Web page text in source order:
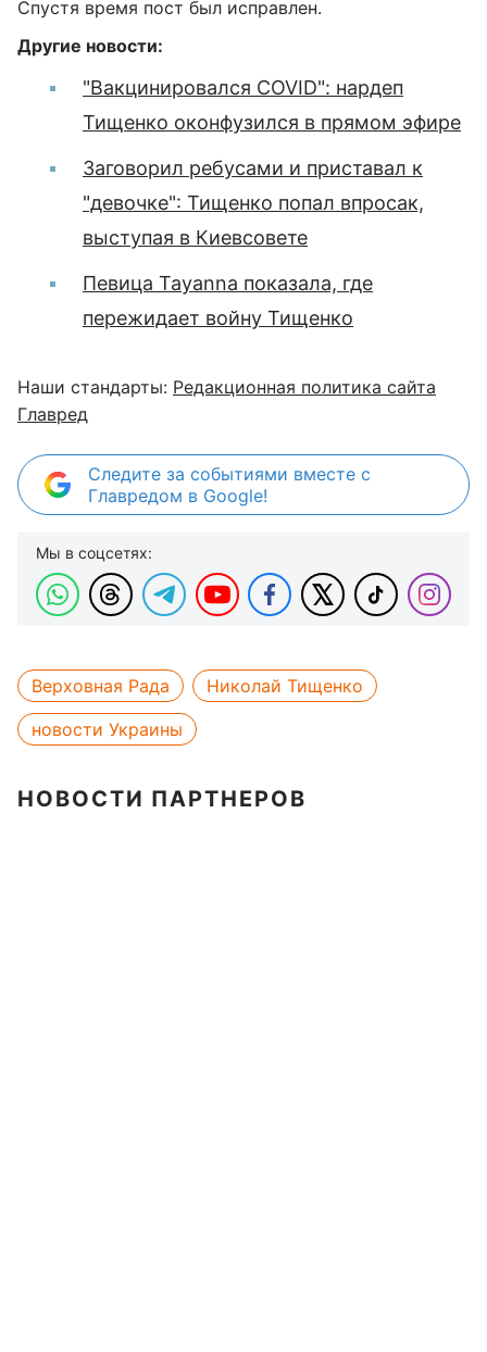
Спустя время пост был исправлен.
Другие новости:
"Вакцинировался COVID": нардеп
Тищенко оконфузился в прямом эфире
Заговорил ребусами и приставал к
"девочке": Тищенко попал впросак,
выступая в Киевсовете
Певица Tayanna показала, где
пережидает войну Тищенко
Наши стандарты: Редакционная политика сайта
Главред
Следите за событиями вместе с
Главредом в Google!
Мы в соцсетях:
Верховная Рада
Николай Тищенко
новости Украины
НОВОСТИ ПАРТНЕРОВ